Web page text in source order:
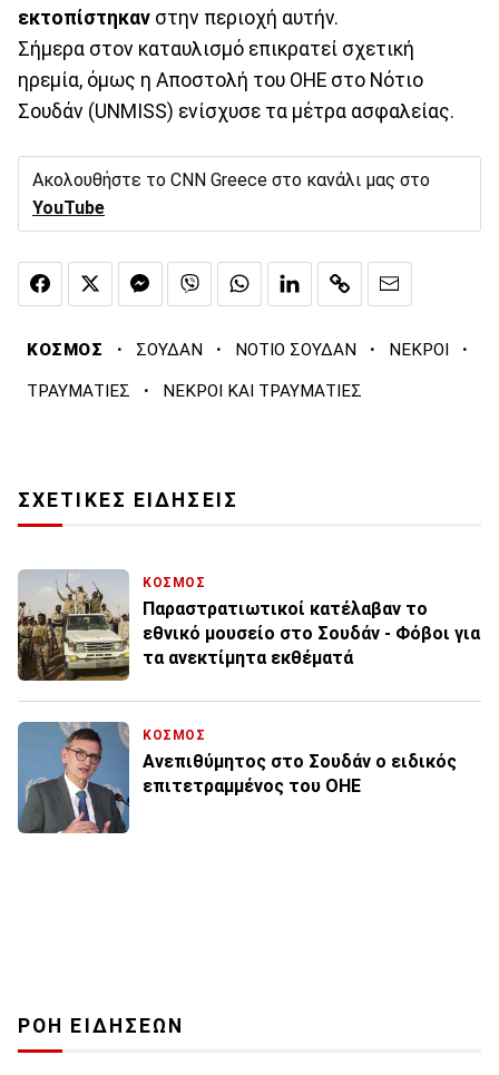
εκτοπίστηκαν στην περιοχή αυτήν.
Σήμερα στον καταυλισμό επικρατεί σχετική
ηρεμία, όμως η Αποστολή του ΟΗΕ στο Νότιο
Σουδάν (UNMISS) ενίσχυσε τα μέτρα ασφαλείας.
Ακολουθήστε το CNN Greece στο κανάλι μας στο
YouTube
ΚΟΣΜΟΣ · ΣΟΥΔΑΝ · ΝΟΤΙΟ ΣΟΥΔΑΝ · ΝΕΚΡΟΙ ·
ΤΡΑΥΜΑΤΙΕΣ · ΝΕΚΡΟΙ ΚΑΙ ΤΡΑΥΜΑΤΙΕΣ
ΣΧΕΤΙΚΕΣ ΕΙΔΗΣΕΙΣ
ΚΟΣΜΟΣ
Παραστρατιωτικοί κατέλαβαν το
εθνικό μουσείο στο Σουδάν - Φόβοι για
τα ανεκτίμητα εκθέματά
ΚΟΣΜΟΣ
Ανεπιθύμητος στο Σουδάν ο ειδικός
επιτετραμμένος του ΟΗΕ
ΡΟΗ ΕΙΔΗΣΕΩΝ